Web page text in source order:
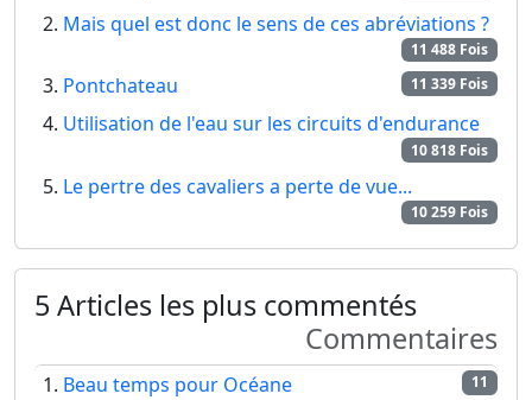
Mais quel est donc le sens de ces abréviations ?
11 488 Fois
Pontchateau 11 339 Fois
Utilisation de l'eau sur les circuits d'endurance
10 818 Fois
Le pertre des cavaliers a perte de vue...
10 259 Fois
5 Articles les plus commentés
Commentaires
Beau temps pour Océane 11